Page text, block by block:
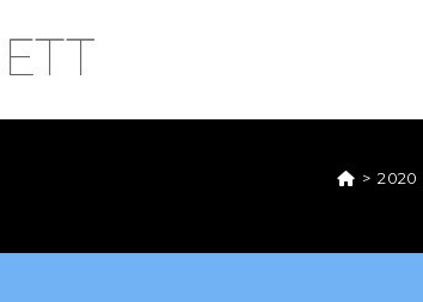
> 2020